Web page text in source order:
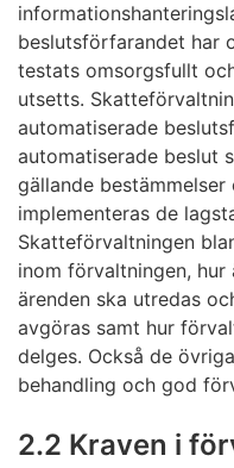
beslutsförfarandet har
testats omsorgsfullt
utsetts.
automatiserade
automatiserade beslut
gällande
implementeras de
Skatteförvaltningen
inom förvaltningen, hur
ärenden ska utredas
avgöras samt hur
delges. Också de
behandling och god
2.2 Kraven i